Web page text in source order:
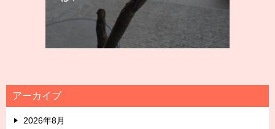
アーカイブ
2026年8月